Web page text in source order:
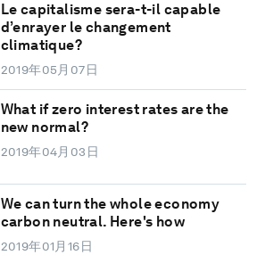
Le capitalisme sera-t-il capable
d’enrayer le changement
climatique?
2019年05月07日
What if zero interest rates are the
new normal?
2019年04月03日
We can turn the whole economy
carbon neutral. Here's how
2019年01月16日